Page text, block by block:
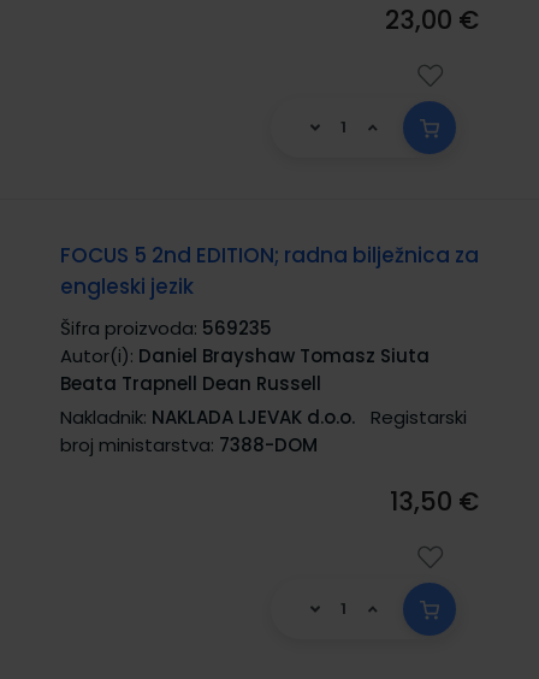
23,00 €
FOCUS 5 2nd EDITION; radna bilježnica za
engleski jezik
Šifra proizvoda: 569235
Autor(i): Daniel Brayshaw Tomasz Siuta
Beata Trapnell Dean Russell
Nakladnik: NAKLADA LJEVAK d.o.o.
Registarski
broj ministarstva: 7388-DOM
13,50 €